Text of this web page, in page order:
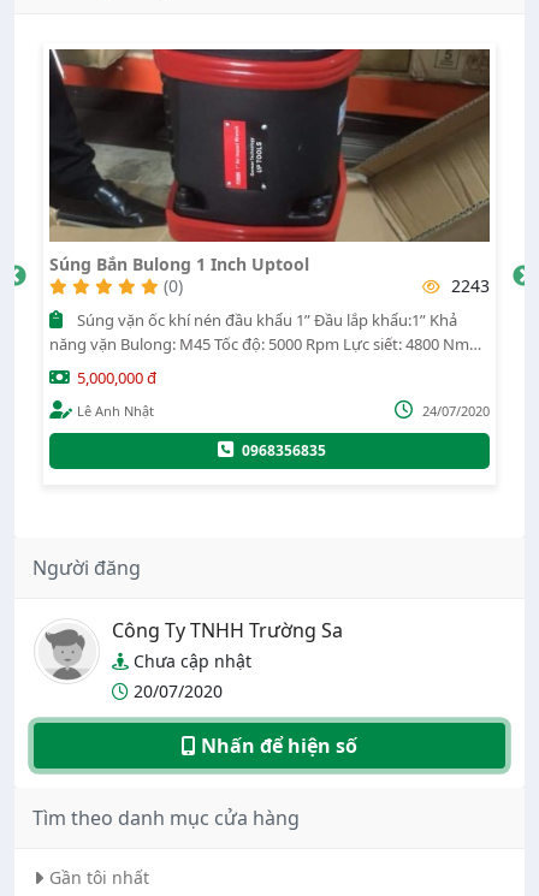
Súng Bắn Bulong 1 Inch Uptool
(0)
2243
năng vặn Bulong: M45 Tốc độ: 5000 Rpm Lực siết: 4800 Nm
Chiều dài: 675mm Đầu khí nén: ½” Ống khí nén: ½” Nặng:
20.24Kgs Kiểu búa: Pinless Hammer
5,000,000 đ
Lê Anh Nhật 24/07/2020
0968356835
Người đăng
Công Ty TNHH Trường Sa
Chưa cập nhật
20/07/2020
Nhấn để hiện số
Tìm theo danh mục cửa hàng
Gần tôi nhất